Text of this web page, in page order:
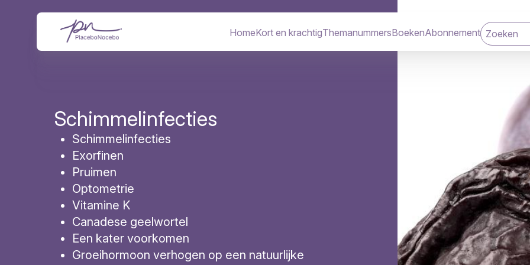
HomeKort en krachtigThemanummersBoekenAbonnement
Schimmelinfecties
Schimmelinfecties
Exorfinen
Pruimen
Optometrie
Vitamine K
Canadese geelwortel
Een kater voorkomen
Groeihormoon verhogen op een natuurlijke